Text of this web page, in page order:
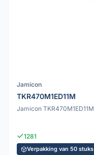
Jamicon
TKR470M1ED11M
1281
Verpakking van 50 stuks